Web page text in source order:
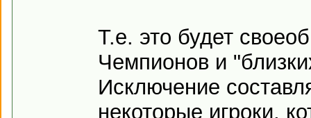
Т.е. это будет
Чемпионов и
Исключение
некоторые игроки,